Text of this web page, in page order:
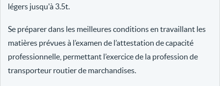
légers jusqu'à 3.5t.
Se préparer dans les meilleures conditions en travaillant les
matières prévues à l’examen de l’attestation de capacité
professionnelle, permettant l’exercice de la profession de
transporteur routier de marchandises.